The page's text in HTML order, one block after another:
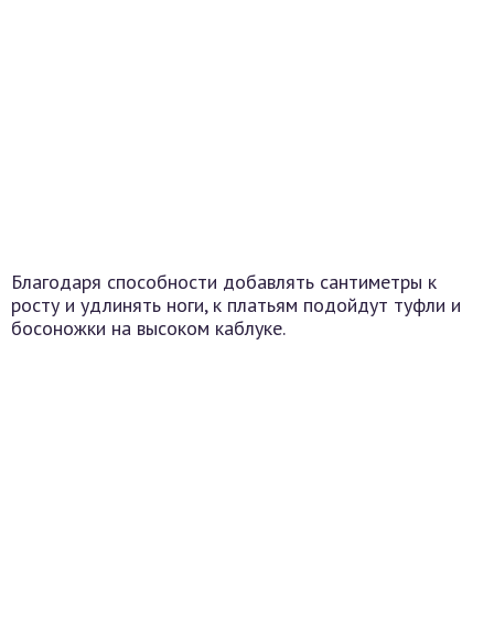
Благодаря способности добавлять сантиметры к
росту и удлинять ноги, к платьям подойдут туфли и
босоножки на высоком каблуке.